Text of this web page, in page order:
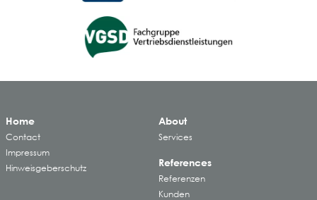
Home
Contact
Impressum
Hinweisgeberschutz
About
Services
References
Referenzen
Kunden